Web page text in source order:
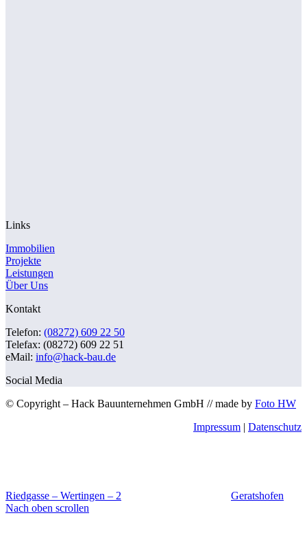
Links
Immobilien
Projekte
Leistungen
Über Uns
Kontakt
Telefon: (08272) 609 22 50
Telefax: (08272) 609 22 51
eMail: info@hack-bau.de
Social Media
© Copyright – Hack Bauunternehmen GmbH // made by Foto HW
Impressum | Datenschutz
Riedgasse – Wertingen – 2
Geratshofen
Nach oben scrollen